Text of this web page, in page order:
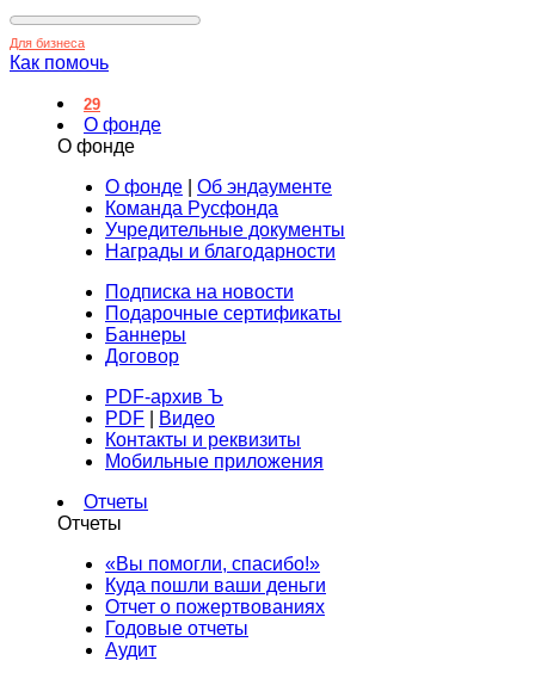
Для бизнеса
Как помочь
29
О фонде
О фонде
О фонде
Об эндаументе
Команда Русфонда
Учредительные документы
Награды и благодарности
Подписка на новости
Подарочные сертификаты
Баннеры
Договор
PDF-архив Ъ
PDF
Видео
Контакты и реквизиты
Мобильные приложения
Отчеты
Отчеты
«Вы помогли, спасибо!»
Куда пошли ваши деньги
Отчет о пожертвованиях
Годовые отчеты
Аудит